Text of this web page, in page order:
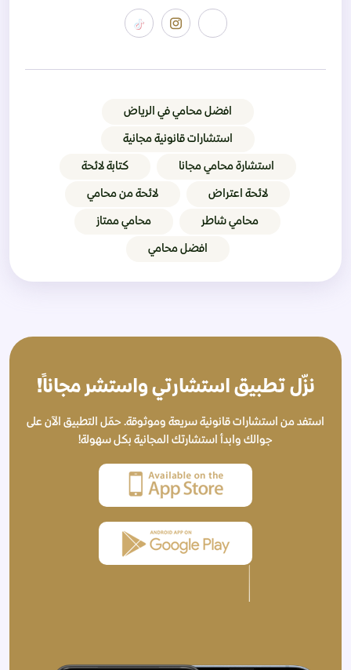
افضل محامي في الرياض
استشارات قانونية مجانية
استشارة محامي مجانا كتابة لائحة
لائحة اعتراض لائحة من محامي
محامي شاطر محامي ممتاز
افضل محامي
نزّل تطبيق استشارتي واستشر مجاناً!
استفد من استشارات قانونية سريعة وموثوقة. حمّل التطبيق الآن على
جوالك وابدأ استشارتك المجانية بكل سهولة!